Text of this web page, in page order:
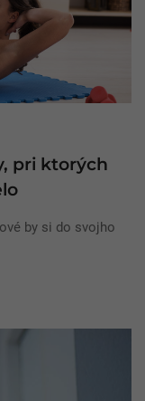
pri ktorých
by si do svojho